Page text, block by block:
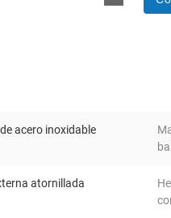
acero inoxidable
atornillada